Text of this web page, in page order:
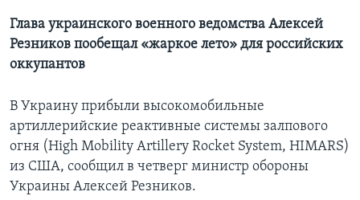
Глава украинского военного ведомства Алексей
Резников пообещал «жаркое лето» для российских
оккупантов
В Украину прибыли высокомобильные
артиллерийские реактивные системы залпового
огня (High Mobility Artillery Rocket System, HIMARS)
из США, сообщил в четверг министр обороны
Украины Алексей Резников.